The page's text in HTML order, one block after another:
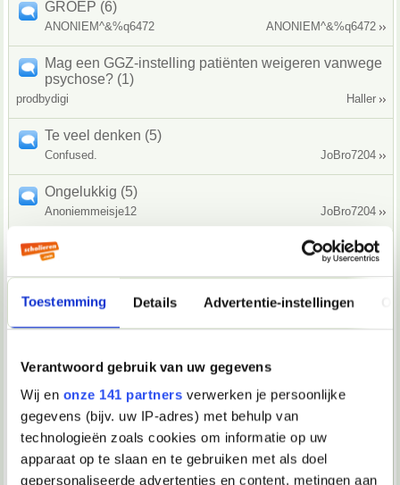
Toestemming Details Advertentie-instellingen
Verantwoord gebruik van uw gegevens
Wij en onze 141 partners verwerken je persoonlijke
gegevens (bijv. uw IP-adres) met behulp van
technologieën zoals cookies om informatie op uw
apparaat op te slaan en te gebruiken met als doel
gepersonaliseerde advertenties en content, metingen aan
GROEP (6)
ANONIEM^&%q6472 ANONIEM^&%q6472
Mag een GGZ-instelling patiënten weigeren vanwege
psychose? (1)
prodbydigi Haller
Te veel denken (5)
Confused. JoBro7204
Ongelukkig (5)
Anoniemmeisje12 JoBro7204
I am the new guy (0)
TabathaKla
Wraak nemen op Zjos Dekker! (0)
Verwijderd
Facebookgroep voor autisme! (5)
Kindercoach (39)
JaapieEleven
Dromen (3)